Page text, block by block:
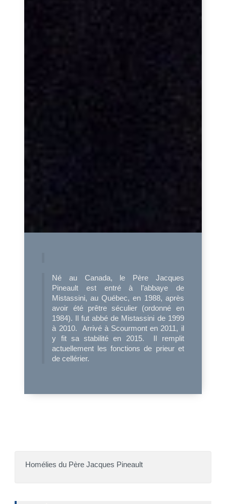
Né au Canada, le Père Jacques
Pineault est entré à l’abbaye de
Mistassini, au Québec, en 1988, après
avoir été prêtre séculier (ordonné en
1984). Il fut abbé de Mistassini de 1999
à 2010. Arrivé à Scourmont en 2011, il
y fit sa stabilité en 2015. Il remplit
actuellement les fonctions de prieur et
de cellérier.
Homélies du Père Jacques Pineault